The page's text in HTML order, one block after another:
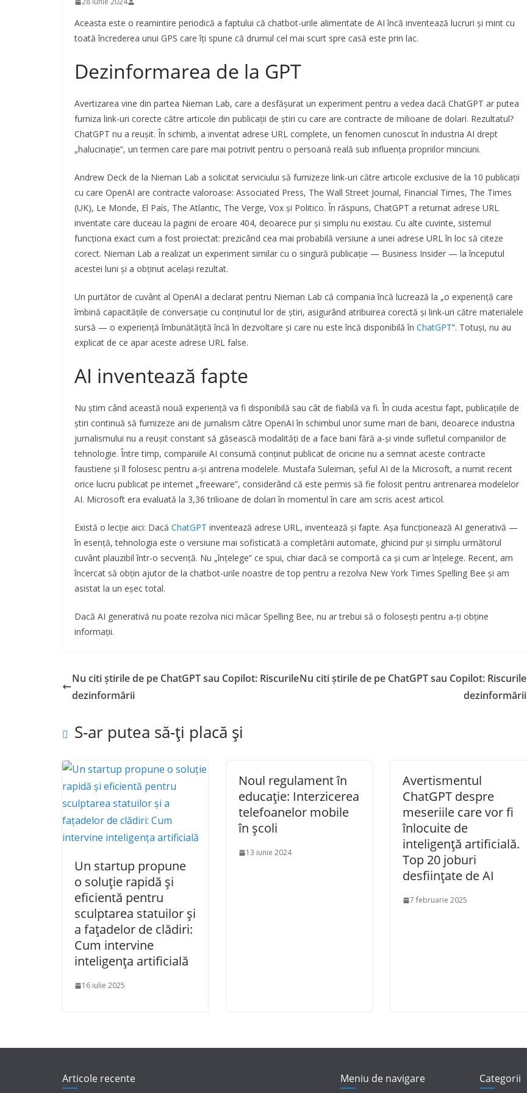
Aceasta este o reamintire periodică a faptului că chatbot-urile alimentate de AI încă inventează lucruri și mint cu
toată încrederea unui GPS care îți spune că drumul cel mai scurt spre casă este prin lac.
Dezinformarea de la GPT
Avertizarea vine din partea Nieman Lab, care a desfășurat un experiment pentru a vedea dacă ChatGPT ar putea
furniza link-uri corecte către articole din publicații de știri cu care are contracte de milioane de dolari. Rezultatul?
ChatGPT nu a reușit. În schimb, a inventat adrese URL complete, un fenomen cunoscut în industria AI drept
„halucinație”, un termen care pare mai potrivit pentru o persoană reală sub influența propriilor minciuni.
Andrew Deck de la Nieman Lab a solicitat serviciului să furnizeze link-uri către articole exclusive de la 10 publicații
cu care OpenAI are contracte valoroase: Associated Press, The Wall Street Journal, Financial Times, The Times
(UK), Le Monde, El País, The Atlantic, The Verge, Vox și Politico. În răspuns, ChatGPT a returnat adrese URL
inventate care duceau la pagini de eroare 404, deoarece pur și simplu nu existau. Cu alte cuvinte, sistemul
funcționa exact cum a fost proiectat: prezicând cea mai probabilă versiune a unei adrese URL în loc să citeze
corect. Nieman Lab a realizat un experiment similar cu o singură publicație — Business Insider — la începutul
acestei luni și a obținut același rezultat.
Un purtător de cuvânt al OpenAI a declarat pentru Nieman Lab că compania încă lucrează la „o experiență care
îmbină capacitățile de conversație cu conținutul lor de știri, asigurând atribuirea corectă și link-uri către materialele
sursă — o experiență îmbunătățită încă în dezvoltare și care nu este încă disponibilă în ChatGPT”. Totuși, nu au
explicat de ce apar aceste adrese URL false.
AI inventează fapte
Nu știm când această nouă experiență va fi disponibilă sau cât de fiabilă va fi. În ciuda acestui fapt, publicațiile de
știri continuă să furnizeze ani de jurnalism către OpenAI în schimbul unor sume mari de bani, deoarece industria
jurnalismului nu a reușit constant să găsească modalități de a face bani fără a-și vinde sufletul companiilor de
tehnologie. Între timp, companiile AI consumă conținut publicat de oricine nu a semnat aceste contracte
faustiene și îl folosesc pentru a-și antrena modelele. Mustafa Suleiman, șeful AI de la Microsoft, a numit recent
orice lucru publicat pe internet „freeware”, considerând că este permis să fie folosit pentru antrenarea modelelor
AI. Microsoft era evaluată la 3,36 trilioane de dolari în momentul în care am scris acest articol.
Există o lecție aici: Dacă ChatGPT inventează adrese URL, inventează și fapte. Așa funcționează AI generativă —
în esență, tehnologia este o versiune mai sofisticată a completării automate, ghicind pur și simplu următorul
cuvânt plauzibil într-o secvență. Nu „înțelege” ce spui, chiar dacă se comportă ca și cum ar înțelege. Recent, am
încercat să obțin ajutor de la chatbot-urile noastre de top pentru a rezolva New York Times Spelling Bee și am
asistat la un eșec total.
Dacă AI generativă nu poate rezolva nici măcar Spelling Bee, nu ar trebui să o folosești pentru a-ți obține
informații.
Nu citi știrile de pe ChatGPT sau Copilot: Riscurile
dezinformării
Nu citi știrile de pe ChatGPT sau Copilot: Riscurile
dezinformării
S-ar putea să-ți placă și
Un startup propune
o soluție rapidă și
eficientă pentru
sculptarea statuilor și
a fațadelor de clădiri:
Cum intervine
inteligența artificială
16 iulie 2025
Noul regulament în
educație: Interzicerea
telefoanelor mobile
în școli
13 iunie 2024
Avertismentul
ChatGPT despre
meseriile care vor fi
înlocuite de
inteligență artificială.
Top 20 joburi
desființate de AI
7 februarie 2025
Articole recente Meniu de navigare Categorii